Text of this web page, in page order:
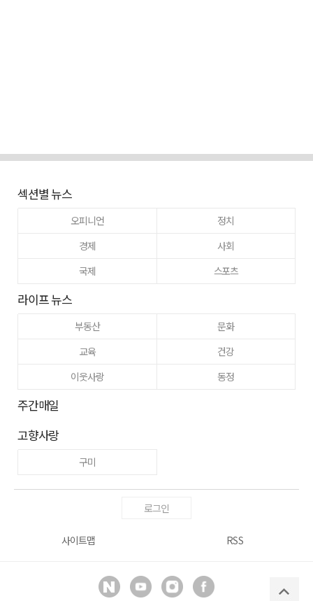
섹션별 뉴스
오피니언
정치
경제
사회
국제
스포츠
라이프 뉴스
부동산
문화
교육
건강
이웃사랑
동정
주간매일
고향사랑
구미
로그인
사이트맵 RSS